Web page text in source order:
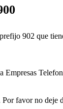
902 que
Empresas
favor no deje